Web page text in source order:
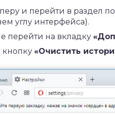
и перейти в раздел
углу интерфейса).
перейти на вкладку
кнопку «Очистить